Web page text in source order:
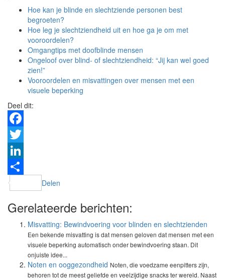
Hoe kan je blinde en slechtziende personen best
begroeten?
Hoe leg je slechtziendheid uit en hoe ga je om met
vooroordelen?
Omgangtips met doofblinde mensen
Ongeloof over blind- of slechtziendheid: “Jij kan wel goed
zien!”
Vooroordelen en misvattingen over mensen met een
visuele beperking
Deel dit:
Facebook
Twitter
LinkedIn
Delen
Gerelateerde berichten:
Misvatting: Bewindvoering voor blinden en slechtzienden
Een bekende misvatting is dat mensen geloven dat mensen met een
visuele beperking automatisch onder bewindvoering staan. Dit
onjuiste idee...
Noten en ooggezondheid Noten, die voedzame eenpitters zijn,
behoren tot de meest geliefde en veelzijdige snacks ter wereld. Naast